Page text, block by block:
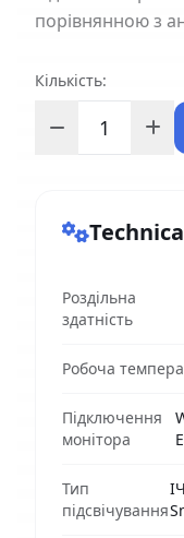
порівнянною з
Кількість:
Роздільна
здатність
Робоча
Підключення
монітора
Тип
підсвічування